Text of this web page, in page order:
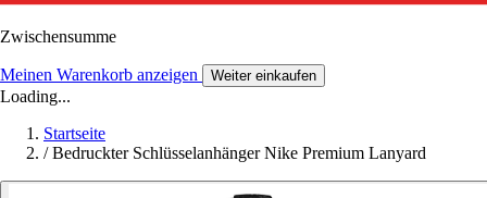
Zwischensumme
Meinen Warenkorb anzeigen Weiter einkaufen
Loading...
Startseite
/ Bedruckter Schlüsselanhänger Nike Premium Lanyard